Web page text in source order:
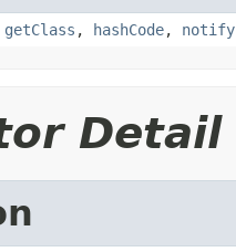
getClass , hashCode, notify
Detail